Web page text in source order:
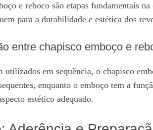
e reboco são etapas fundamentais
para a durabilidade e estética dos
entre chapisco emboço e
utilizados em sequência, o chapisco
enquanto o emboço tem a
estético adequado.